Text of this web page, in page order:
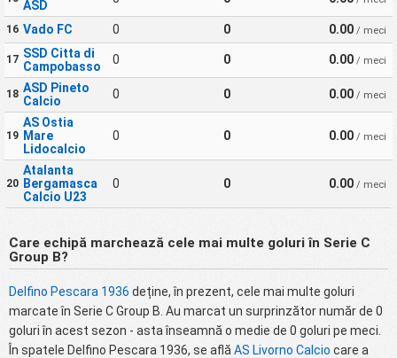
ASD
16 Vado FC 0 0 0.00/ meci
17 SSD Citta di
Campobasso
0 0 0.00/ meci
18 ASD Pineto
Calcio
0 0 0.00/ meci
19
AS Ostia
Mare
Lidocalcio
0 0 0.00/ meci
20
Atalanta
Bergamasca
Calcio U23
0 0 0.00/ meci
Care echipă marchează cele mai multe goluri în Serie C
Group B?
Delfino Pescara 1936 deține, în prezent, cele mai multe goluri
marcate în Serie C Group B. Au marcat un surprinzător număr de 0
goluri în acest sezon - asta înseamnă o medie de 0 goluri pe meci.
În spatele Delfino Pescara 1936, se află AS Livorno Calcio care a